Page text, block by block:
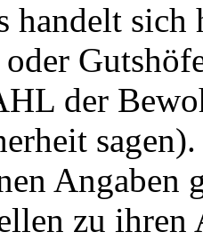
handelt
der
Angaben
zu ihren